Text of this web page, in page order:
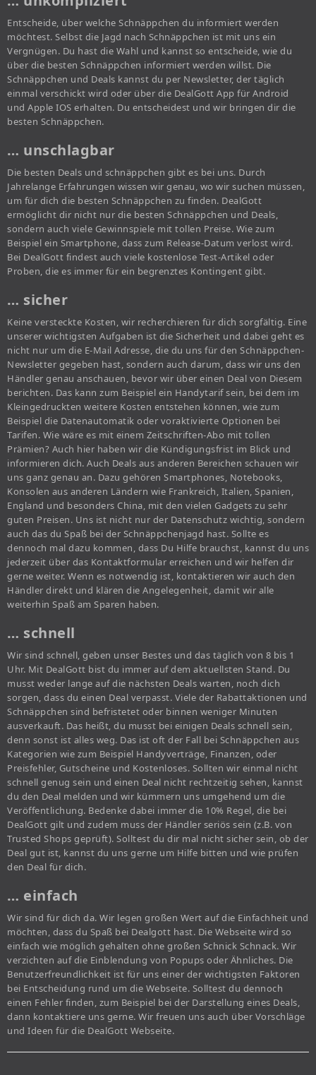
Entscheide, über welche Schnäppchen du informiert werden
möchtest. Selbst die Jagd nach Schnäppchen ist mit uns ein
Vergnügen. Du hast die Wahl und kannst so entscheide, wie du
über die besten Schnäppchen informiert werden willst. Die
Schnäppchen und Deals kannst du per Newsletter, der täglich
einmal verschickt wird oder über die DealGott App für Android
und Apple IOS erhalten. Du entscheidest und wir bringen dir die
besten Schnäppchen.
… unschlagbar
Die besten Deals und schnäppchen gibt es bei uns. Durch
Jahrelange Erfahrungen wissen wir genau, wo wir suchen müssen,
um für dich die besten Schnäppchen zu finden. DealGott
ermöglicht dir nicht nur die besten Schnäppchen und Deals,
sondern auch viele Gewinnspiele mit tollen Preise. Wie zum
Beispiel ein Smartphone, dass zum Release-Datum verlost wird.
Bei DealGott findest auch viele kostenlose Test-Artikel oder
Proben, die es immer für ein begrenztes Kontingent gibt.
… sicher
Keine versteckte Kosten, wir recherchieren für dich sorgfältig. Eine
unserer wichtigsten Aufgaben ist die Sicherheit und dabei geht es
nicht nur um die E-Mail Adresse, die du uns für den Schnäppchen-
Newsletter gegeben hast, sondern auch darum, dass wir uns den
Händler genau anschauen, bevor wir über einen Deal von Diesem
berichten. Das kann zum Beispiel ein Handytarif sein, bei dem im
Kleingedruckten weitere Kosten entstehen können, wie zum
Beispiel die Datenautomatik oder voraktivierte Optionen bei
Tarifen. Wie wäre es mit einem Zeitschriften-Abo mit tollen
Prämien? Auch hier haben wir die Kündigungsfrist im Blick und
informieren dich. Auch Deals aus anderen Bereichen schauen wir
uns ganz genau an. Dazu gehören Smartphones, Notebooks,
Konsolen aus anderen Ländern wie Frankreich, Italien, Spanien,
England und besonders China, mit den vielen Gadgets zu sehr
guten Preisen. Uns ist nicht nur der Datenschutz wichtig, sondern
auch das du Spaß bei der Schnäppchenjagd hast. Sollte es
dennoch mal dazu kommen, dass Du Hilfe brauchst, kannst du uns
jederzeit über das Kontaktformular erreichen und wir helfen dir
gerne weiter. Wenn es notwendig ist, kontaktieren wir auch den
Händler direkt und klären die Angelegenheit, damit wir alle
weiterhin Spaß am Sparen haben.
… schnell
Wir sind schnell, geben unser Bestes und das täglich von 8 bis 1
Uhr. Mit DealGott bist du immer auf dem aktuellsten Stand. Du
musst weder lange auf die nächsten Deals warten, noch dich
sorgen, dass du einen Deal verpasst. Viele der Rabattaktionen und
Schnäppchen sind befristetet oder binnen weniger Minuten
ausverkauft. Das heißt, du musst bei einigen Deals schnell sein,
denn sonst ist alles weg. Das ist oft der Fall bei Schnäppchen aus
Kategorien wie zum Beispiel Handyverträge, Finanzen, oder
Preisfehler, Gutscheine und Kostenloses. Sollten wir einmal nicht
schnell genug sein und einen Deal nicht rechtzeitig sehen, kannst
du den Deal melden und wir kümmern uns umgehend um die
Veröffentlichung. Bedenke dabei immer die 10% Regel, die bei
DealGott gilt und zudem muss der Händler seriös sein (z.B. von
Trusted Shops geprüft). Solltest du dir mal nicht sicher sein, ob der
Deal gut ist, kannst du uns gerne um Hilfe bitten und wie prüfen
den Deal für dich.
… einfach
Wir sind für dich da. Wir legen großen Wert auf die Einfachheit und
möchten, dass du Spaß bei Dealgott hast. Die Webseite wird so
einfach wie möglich gehalten ohne großen Schnick Schnack. Wir
verzichten auf die Einblendung von Popups oder Ähnliches. Die
Benutzerfreundlichkeit ist für uns einer der wichtigsten Faktoren
bei Entscheidung rund um die Webseite. Solltest du dennoch
einen Fehler finden, zum Beispiel bei der Darstellung eines Deals,
dann kontaktiere uns gerne. Wir freuen uns auch über Vorschläge
und Ideen für die DealGott Webseite.